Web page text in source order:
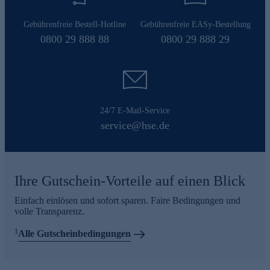
Gebührenfreie Bestell-Hotline
0800 29 888 88
Gebührenfreie EASy-Bestellung
0800 29 888 29
24/7 E-Mail-Service
service@hse.de
Ihre Gutschein-Vorteile auf einen Blick
Einfach einlösen und sofort sparen. Faire Bedingungen und
volle Transparenz.
1Alle Gutscheinbedingungen